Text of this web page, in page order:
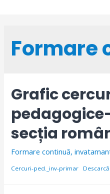
Formare
Grafic
secția
Formare continuă,
Cercuri-ped._inv-primar Descarcă